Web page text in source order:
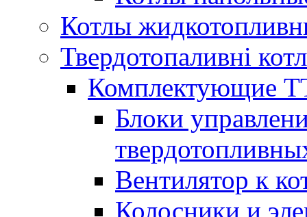
Котлы
Твердотопаливні
Комплектующие
Блоки
Вентилятор к
Колосники и